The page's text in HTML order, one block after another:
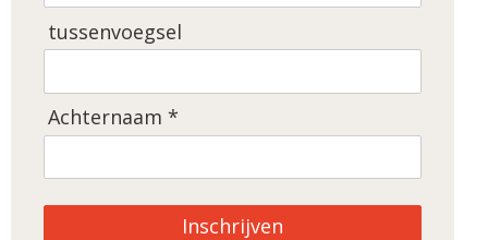
tussenvoegsel
Achternaam *
Inschrijven